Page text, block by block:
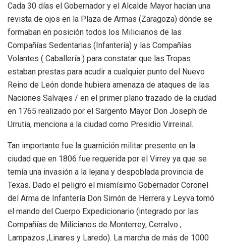
Cada 30 días el Gobernador y el Alcalde Mayor hacían una
revista de ojos en la Plaza de Armas (Zaragoza) dónde se
formaban en posición todos los Milicianos de las
Compañías Sedentarias (Infantería) y las Compañías
Volantes ( Caballería ) para constatar que las Tropas
estaban prestas para acudir a cualquier punto del Nuevo
Reino de León donde hubiera amenaza de ataques de las
Naciones Salvajes / en el primer plano trazado de la ciudad
en 1765 realizado por el Sargento Mayor Don Joseph de
Urrutia, menciona a la ciudad como Presidio Virreinal.
Tan importante fue la guarnición militar presente en la
ciudad que en 1806 fue requerida por el Virrey ya que se
temía una invasión a la lejana y despoblada provincia de
Texas. Dado el peligro el mismísimo Gobernador Coronel
del Arma de Infantería Don Simón de Herrera y Leyva tomó
el mando del Cuerpo Expedicionario (integrado por las
Compañías de Milicianos de Monterrey, Cerralvo ,
Lampazos ,Linares y Laredo). La marcha de más de 1000